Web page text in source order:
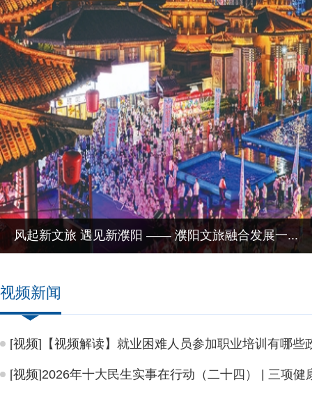
雄商高铁预计9月通车 为豫东北高质量发展注入强劲...
视频新闻